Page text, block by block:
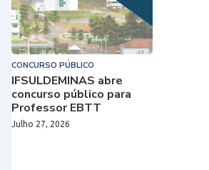
CONCURSO PÚBLICO
IFSULDEMINAS abre
concurso público para
Professor EBTT
Julho 27, 2026